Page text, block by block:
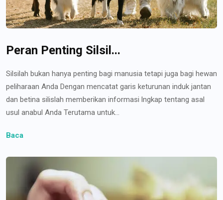
Peran Penting Silsil...
Silsilah bukan hanya penting bagi manusia tetapi juga bagi hewan
peliharaan Anda Dengan mencatat garis keturunan induk jantan
dan betina silislah memberikan informasi lngkap tentang asal
usul anabul Anda Terutama untuk...
Baca